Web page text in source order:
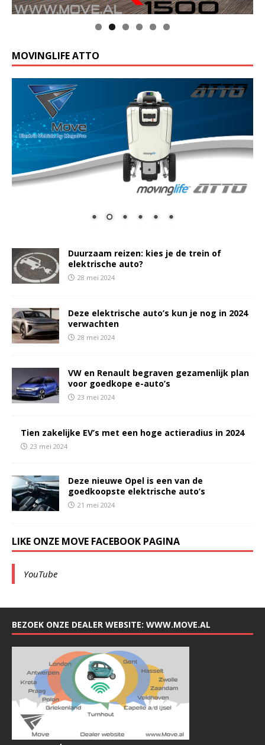
MOVINGLIFE ATTO
Duurzaam reizen: kies je de trein of
elektrische auto?
28 mei 2024
Deze elektrische auto’s kun je nog in 2024
verwachten
28 mei 2024
VW en Renault begraven gezamenlijk plan
voor goedkope e-auto’s
23 mei 2024
Tien zakelijke EV’s met een hoge actieradius in 2024
23 mei 2024
Deze nieuwe Opel is een van de
goedkoopste elektrische auto’s
21 mei 2024
LIKE ONZE MOVE FACEBOOK PAGINA
YouTube
BEZOEK ONZE DEALER WEBSITE: WWW.MOVE.AL